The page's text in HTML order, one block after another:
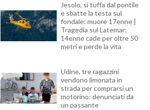
Jesolo, si tuffa dal pontile
e sbatte la testa sul
fondale: muore 17enne |
Tragedia sul Latemar:
14enne cade per oltre 50
metri e perde la vita
Udine, tre ragazzini
vendono limonata in
strada per comprarsi un
motorino: denunciati da
un passante